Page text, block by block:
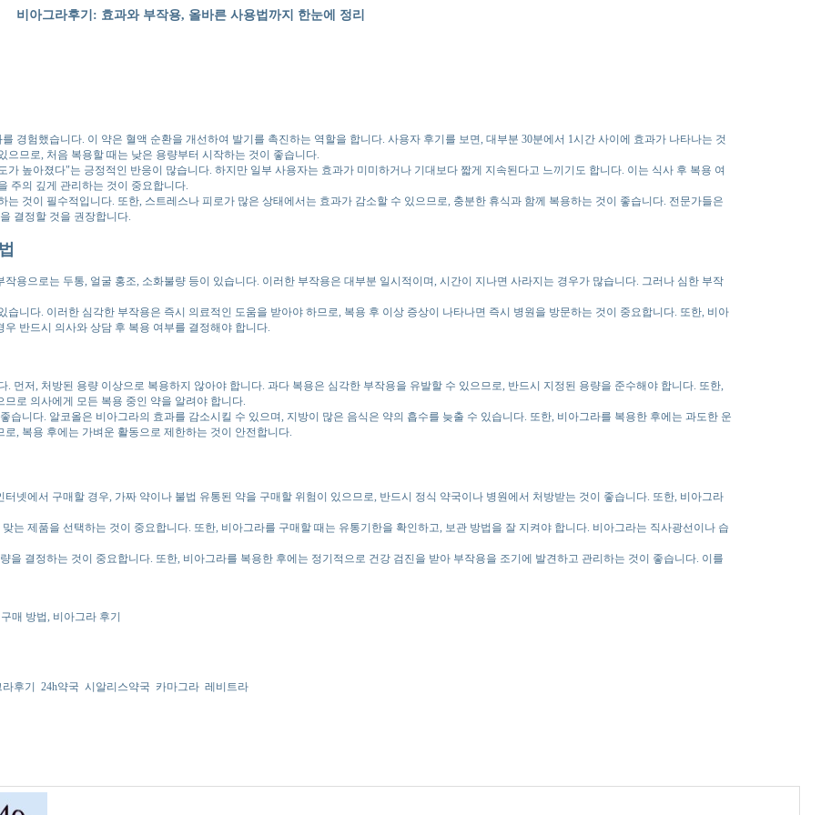
비아그라후기: 효과와 부작용, 올바른 사용법까지 한눈에 정리
경험했습니다. 이 약은 혈액 순환을 개선하여 발기를 촉진하는 역할을 합니다. 사용자 후기를 보면, 대부분 30분에서 1시간 사이에 효과가 나타나는 것
므로, 처음 복용할 때는 낮은 용량부터 시작하는 것이 좋습니다.
높아졌다"는 긍정적인 반응이 많습니다. 하지만 일부 사용자는 효과가 미미하거나 기대보다 짧게 지속된다고 느끼기도 합니다. 이는 식사 후 복용 여
주의 깊게 관리하는 것이 중요합니다.
것이 필수적입니다. 또한, 스트레스나 피로가 많은 상태에서는 효과가 감소할 수 있으므로, 충분한 휴식과 함께 복용하는 것이 좋습니다. 전문가들은
결정할 것을 권장합니다.
용으로는 두통, 얼굴 홍조, 소화불량 등이 있습니다. 이러한 부작용은 대부분 일시적이며, 시간이 지나면 사라지는 경우가 많습니다. 그러나 심한 부작
니다. 이러한 심각한 부작용은 즉시 의료적인 도움을 받아야 하므로, 복용 후 이상 증상이 나타나면 즉시 병원을 방문하는 것이 중요합니다. 또한, 비아
반드시 의사와 상담 후 복용 여부를 결정해야 합니다.
먼저, 처방된 용량 이상으로 복용하지 않아야 합니다. 과다 복용은 심각한 부작용을 유발할 수 있으므로, 반드시 지정된 용량을 준수해야 합니다. 또한,
로 의사에게 모든 복용 중인 약을 알려야 합니다.
니다. 알코올은 비아그라의 효과를 감소시킬 수 있으며, 지방이 많은 음식은 약의 흡수를 늦출 수 있습니다. 또한, 비아그라를 복용한 후에는 과도한 운
, 복용 후에는 가벼운 활동으로 제한하는 것이 안전합니다.
넷에서 구매할 경우, 가짜 약이나 불법 유통된 약을 구매할 위험이 있으므로, 반드시 정식 약국이나 병원에서 처방받는 것이 좋습니다. 또한, 비아그라
는 제품을 선택하는 것이 중요합니다. 또한, 비아그라를 구매할 때는 유통기한을 확인하고, 보관 방법을 잘 지켜야 합니다. 비아그라는 직사광선이나 습
을 결정하는 것이 중요합니다. 또한, 비아그라를 복용한 후에는 정기적으로 건강 검진을 받아 부작용을 조기에 발견하고 관리하는 것이 좋습니다. 이를
매 방법, 비아그라 후기
후기 24h약국 시알리스약국 카마그라 레비트라